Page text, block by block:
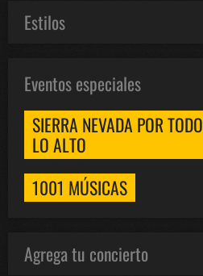
Estilos
Eventos especiales
SIERRA NEVADA POR TODO
LO ALTO
1001 MÚSICAS
Agrega tu concierto